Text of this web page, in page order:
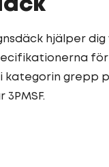
hjälper
kategorin grepp